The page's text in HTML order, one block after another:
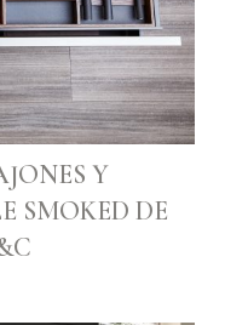
Y
SMOKED DE